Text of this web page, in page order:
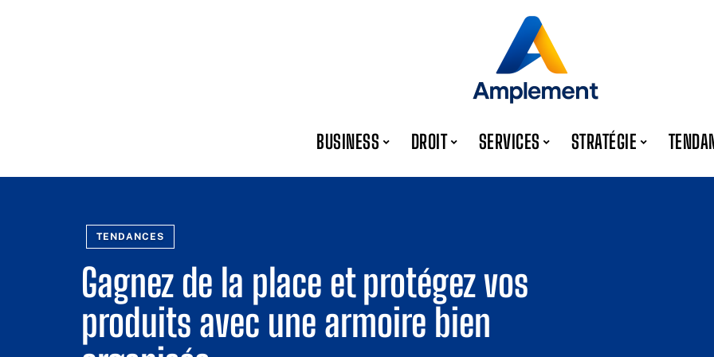
BUSINESS DROIT SERVICES STRATÉGIE
TENDANCES
Gagnez de la place et protégez vos
produits avec une armoire bien